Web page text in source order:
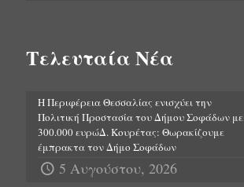
Τελευταία Νέα
Η Περιφέρεια Θεσσαλίας ενισχύει την
Πολιτική Προστασία του Δήμου Σοφάδων με
300.000 ευρώΔ. Κουρέτας: Θωρακίζουμε
έμπρακτα τον Δήμο Σοφάδων
5 Αυγούστου, 2026